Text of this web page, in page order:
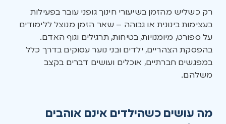
רק כשליש מהזמן בשיעורי חינוך גופני עובר בפעילות
בעצימות בינונית או גבוהה – שאר הזמן מנוצל ללימודים
על ספורט, מיומנויות, בטיחות, תרגילים וגוף האדם.
בהפסקת הצהריים, ילדים ובני נוער עסוקים בדרך כלל
במפגשים חברתיים, אוכלים ועושים דברים בקצב
משלהם.
מה עושים כשהילדים אינם אוהבים